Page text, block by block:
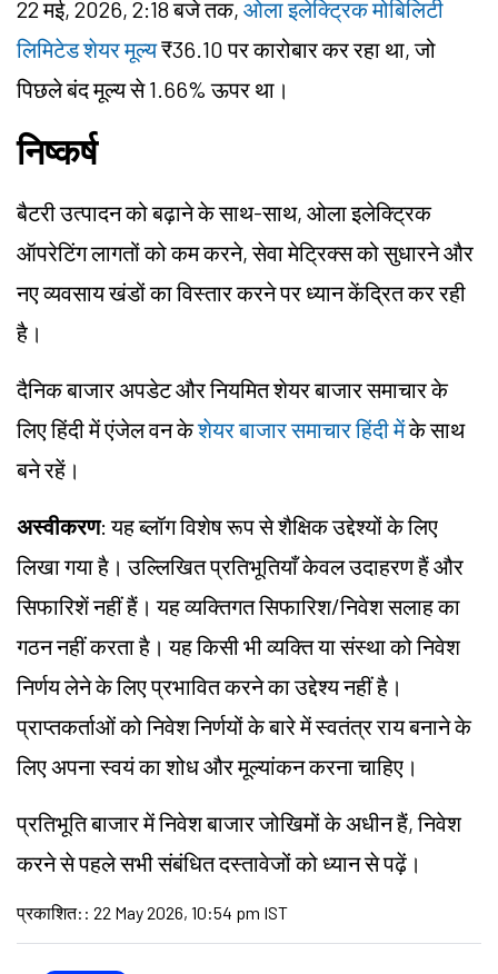
22 मई, 2026, 2:18 बजे तक, ओला इलेक्ट्रिक मोबिलिटी
लिमिटेड शेयर मूल्य₹36.10 पर कारोबार कर रहा था, जो
पिछले बंद मूल्य से 1.66% ऊपर था।
निष्कर्ष
बैटरी उत्पादन को बढ़ाने के साथ-साथ, ओला इलेक्ट्रिक
ऑपरेटिंग लागतों को कम करने, सेवा मेट्रिक्स को सुधारने और
नए व्यवसाय खंडों का विस्तार करने पर ध्यान केंद्रित कर रही
है।
दैनिक बाजार अपडेट और नियमित शेयर बाजार समाचार के
लिए हिंदी में एंजेल वन केशेयर बाजार समाचार हिंदी मेंके साथ
बने रहें।
अस्वीकरण: यह ब्लॉग विशेष रूप से शैक्षिक उद्देश्यों के लिए
लिखा गया है। उल्लिखित प्रतिभूतियाँ केवल उदाहरण हैं और
सिफारिशें नहीं हैं। यह व्यक्तिगत सिफारिश/निवेश सलाह का
गठन नहीं करता है। यह किसी भी व्यक्ति या संस्था को निवेश
निर्णय लेने के लिए प्रभावित करने का उद्देश्य नहीं है।
प्राप्तकर्ताओं को निवेश निर्णयों के बारे में स्वतंत्र राय बनाने के
लिए अपना स्वयं का शोध और मूल्यांकन करना चाहिए।
प्रतिभूति बाजार में निवेश बाजार जोखिमों के अधीन हैं, निवेश
करने से पहले सभी संबंधित दस्तावेजों को ध्यान से पढ़ें।
प्रकाशित: : 22 May 2026, 10:54 pm IST